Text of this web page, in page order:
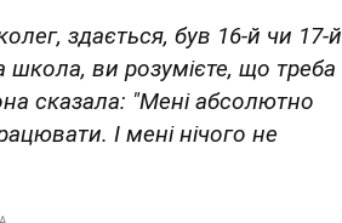
здається, був 16-й чи 17-й
школа, ви розумієте, що треба
сказала: "Мені абсолютно
І мені нічого не